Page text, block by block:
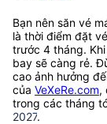
Bạn nên săn vé
là thời điểm đặt
trước 4 tháng.
bay sẽ càng rẻ.
cao ảnh hưởng
của VeXeRe.com,
trong các tháng
2027.